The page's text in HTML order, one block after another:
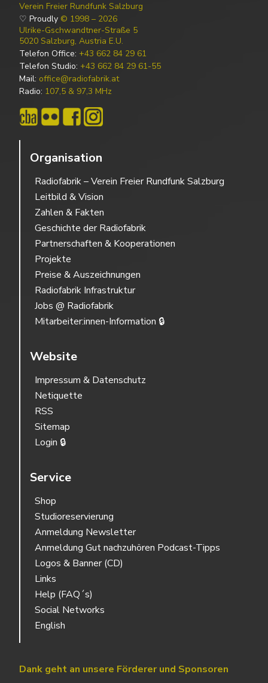
Verein Freier Rundfunk Salzburg
♡ Proudly © 1998 – 2026
Ulrike-Gschwandtner-Straße 5
5020 Salzburg, Austria E.U.
Telefon Office: +43 662 84 29 61
Telefon Studio: +43 662 84 29 61-55
Mail: office@radiofabrik.at
Radio: 107,5 & 97,3 MHz
Organisation
Radiofabrik – Verein Freier Rundfunk Salzburg
Leitbild & Vision
Zahlen & Fakten
Geschichte der Radiofabrik
Partnerschaften & Kooperationen
Projekte
Preise & Auszeichnungen
Radiofabrik Infrastruktur
Jobs @ Radiofabrik
Mitarbeiter:innen-Information 🔒
Website
Impressum & Datenschutz
Netiquette
RSS
Sitemap
Login 🔒
Service
Shop
Studioreservierung
Anmeldung Newsletter
Anmeldung Gut nachzuhören Podcast-Tipps
Logos & Banner (CD)
Links
Help (FAQ´s)
Social Networks
English
Dank geht an unsere Förderer und Sponsoren